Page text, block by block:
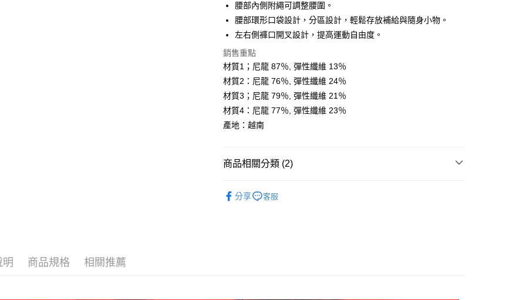
相關說明
【大哥付你分期使用說明】
2.付款方式選擇「大哥付你分期」，訂單成立後會自動跳轉到大哥付的交易
流程，驗證手機門號後，選擇欲分期的期數、繳款截止日，確認付款後即
完成交易。
3.實際核准額度、可分期數及費用金額請依後續交易確認頁面所載為準。
4.訂單成立30分鐘內，如未前往確認交易或遇審核未通過，訂單將自動取
消。如遇「轉專審核」未通過狀況，表示未達大哥付你分期系統評分，恕
無法說明評估內容。
【繳款方式說明】
1.分期款項不併入電信帳單，「大哥付你分期」於每月結算日後寄送繳費提
用戶於交易時，得透過本服務購買商品或服務，並由商店將買賣／分期付
AFTEE先享後付
相關說明
【關於「AFTEE先享後付」】
AFTEE先享後付是「在收到商品之後才付款」的支付方式。 讓您購物簡單
便利好安心！
１．簡單：不需註冊會員、不需綁卡、不需儲值。
２．便利：只要手機號碼，簡訊認證，即可結帳。
【「AFTEE先享後付」結帳流程】
２．訂單成立數日內，您將收到繳費通知簡訊。
３．收到繳費通知簡訊後14天內，點擊此簡訊中的連結，可透過四大超商
絡購買商品的店家。未經商家同意取消之訂單仍視為有效，需透過AFTEE
ATM付款
運送方式
全家取貨付款
付款後全家取貨
萊爾富取貨付款
腰部內側附繩可調整腰圍。
腰部環形口袋設計，分區設計，輕鬆存放補給與隨身小物。
左右側褲口開叉設計，提高運動自由度。
銷售重點
材質1；尼龍 87％, 彈性纖維 13％
材質2：尼龍 76％, 彈性纖維 24％
材質3；尼龍 79％, 彈性纖維 21％
材質4：尼龍 77％, 彈性纖維 23％
產地：越南
商品相關分類 (2)
分享 客服
明 商品規格 相關推薦